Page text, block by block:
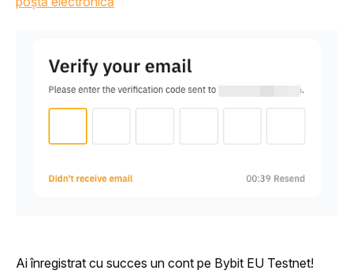
Ai înregistrat cu succes un cont pe Bybit EU Testnet!